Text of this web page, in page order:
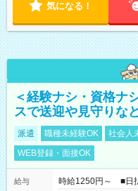
気になる！
＜経験ナシ・資格ナ
スで送迎や見守りな
派遣 職種未経験OK 社会人
WEB登録・面接OK
給与
時給1250円～ ■日